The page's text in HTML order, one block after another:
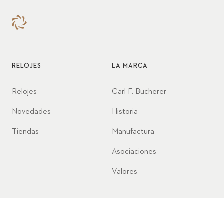
RELOJES
Relojes
Novedades
Tiendas
LA MARCA
Carl F. Bucherer
Historia
Manufactura
Asociaciones
Valores